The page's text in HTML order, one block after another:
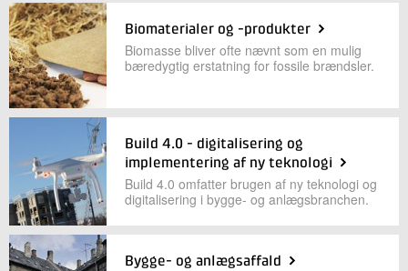
Biomaterialer og -produkter
Biomasse bliver ofte nævnt som en mulig
bæredygtig erstatning for fossile brændsler.
Build 4.0 - digitalisering og
implementering af ny teknologi
Build 4.0 omfatter brugen af ny teknologi og
digitalisering i bygge- og anlægsbranchen.
Bygge- og anlægsaffald